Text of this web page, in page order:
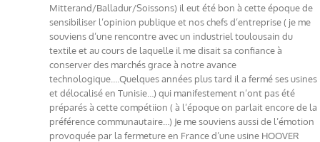
Mitterand/Balladur/Soissons) il eut été bon à cette époque de
sensibiliser l’opinion publique et nos chefs d’entreprise ( je me
souviens d’une rencontre avec un industriel toulousain du
textile et au cours de laquelle il me disait sa confiance à
conserver des marchés grace à notre avance
technologique….Quelques années plus tard il a fermé ses usines
et délocalisé en Tunisie…) qui manifestement n’ont pas été
préparés à cette compétiion ( à l’époque on parlait encore de la
préférence communautaire…) Je me souviens aussi de l’émotion
provoquée par la fermeture en France d’une usine HOOVER